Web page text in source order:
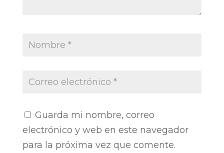
Guarda mi nombre, correo
electrónico y web en este navegador
para la próxima vez que comente.